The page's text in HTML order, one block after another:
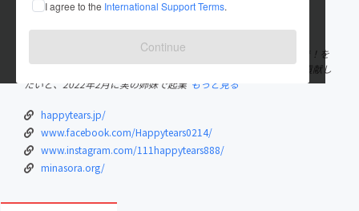
I agree to the International Support Terms.
Continue
在住国：日本 現在地：京都府
出身国：日本 出身地：京都府
未来創造型結婚相談所「Happy tears」は、ハッピーのその先まで！を
理念に、二人の未来の約束から始まる持続可能でHappyな社会に貢献し
たいと、2022年2月に実の姉妹で起業 もっと見る
happytears.jp/
www.facebook.com/Happytears0214/
www.instagram.com/111happytears888/
minasora.org/